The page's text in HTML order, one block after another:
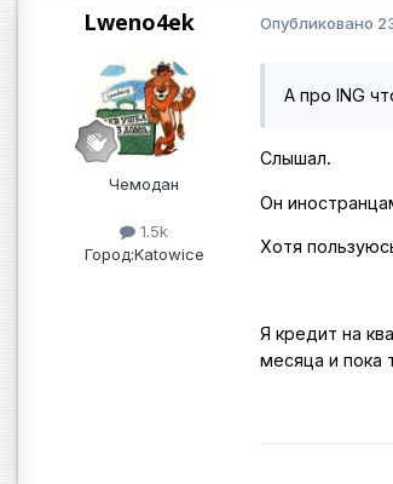
Lweno4ek
Чемодан
1.5k
Город:Katowice
Опубликовано
А про ING
Слышал.
Он
Хотя
Я кредит на
месяца и пока